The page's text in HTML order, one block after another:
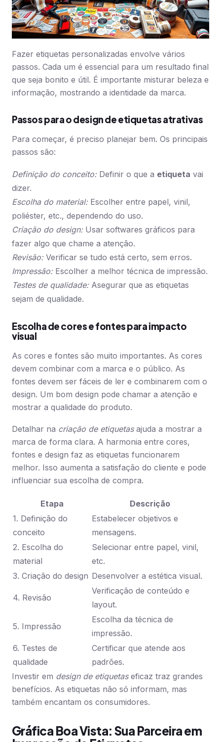
Fazer etiquetas personalizadas envolve vários
passos. Cada um é essencial para um resultado final
que seja bonito e útil. É importante misturar beleza e
informação, mostrando a identidade da marca.
Passos para o design de etiquetas atrativas
Para começar, é preciso planejar bem. Os principais
passos são:
Definição do conceito:Definir o que a etiqueta vai
dizer.
Escolha do material:Escolher entre papel, vinil,
poliéster, etc., dependendo do uso.
Criação do design:Usar softwares gráficos para
fazer algo que chame a atenção.
Revisão:Verificar se tudo está certo, sem erros.
Impressão:Escolher a melhor técnica de impressão.
Testes de qualidade:Asegurar que as etiquetas
sejam de qualidade.
Escolha de cores e fontes para impacto
visual
As cores e fontes são muito importantes. As cores
devem combinar com a marca e o público. As
fontes devem ser fáceis de ler e combinarem com o
design. Um bom design pode chamar a atenção e
mostrar a qualidade do produto.
Detalhar na criação de etiquetasajuda a mostrar a
marca de forma clara. A harmonia entre cores,
fontes e design faz as etiquetas funcionarem
melhor. Isso aumenta a satisfação do cliente e pode
influenciar sua escolha de compra.
Etapa
Descrição
1. Definição do
conceito
Estabelecer objetivos e
mensagens.
2. Escolha do
material
Selecionar entre papel, vinil,
etc.
3. Criação do design Desenvolver a estética visual.
4. Revisão
Verificação de conteúdo e
layout.
5. Impressão
Escolha da técnica de
impressão.
6. Testes de
qualidade
Certificar que atende aos
padrões.
Investir em design de etiquetaseficaz traz grandes
benefícios. As etiquetas não só informam, mas
também encantam os consumidores.
Gráfica Boa Vista: Sua Parceira em